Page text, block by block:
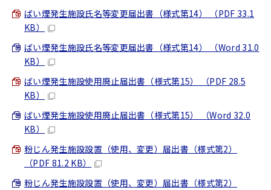
ばい煙発生施設氏名等変更届出書（様式第14） （PDF 33.1
KB）
ばい煙発生施設氏名等変更届出書（様式第14） （Word 31.0
KB）
ばい煙発生施設使用廃止届出書（様式第15） （PDF 28.5
KB）
ばい煙発生施設使用廃止届出書（様式第15） （Word 32.0
KB）
粉じん発生施設設置（使用、変更）届出書（様式第2）
（PDF 81.2 KB）
粉じん発生施設設置（使用、変更）届出書（様式第2）